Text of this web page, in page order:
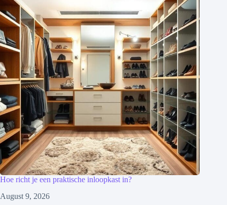
Hoe richt je een praktische inloopkast in?
August 9, 2026